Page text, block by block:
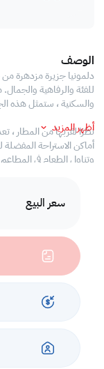
سعر البيع
الوصف
دلمونيا جزيرة مزدهرة من
للفئة والرفاهية
والسكنية ، ستمثل هذه
نظرًا لقربها من المطار ،
أماكن الاستراحة
وتناول الطعام في
، مطبخ مفتوح مع جميع
، غرفة الغسيل،
، ستائر التحكم عن بعد
، أثاث حديث عالي الجودة
،صالة رياضية مجهزة
، مسبح خارجي ،
،حديقة مائية للأطفال ،
أظهر المزيد